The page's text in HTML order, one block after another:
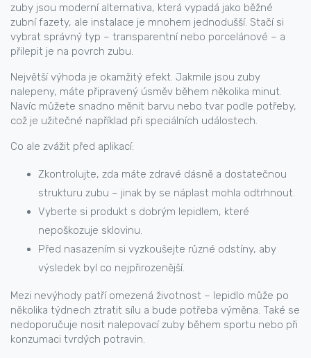
zuby jsou moderní alternativa, která vypadá jako běžné
zubní fazety, ale instalace je mnohem jednodušší. Stačí si
vybrat správný typ – transparentní nebo porcelánové – a
přilepit je na povrch zubu.
Největší výhoda je okamžitý efekt. Jakmile jsou zuby
nalepeny, máte připravený úsměv během několika minut.
Navíc můžete snadno měnit barvu nebo tvar podle potřeby,
což je užitečné například při speciálních událostech.
Co ale zvážit před aplikací:
Zkontrolujte, zda máte zdravé dásně a dostatečnou
strukturu zubu – jinak by se náplast mohla odtrhnout.
Vyberte si produkt s dobrým lepidlem, které
nepoškozuje sklovinu.
Před nasazením si vyzkoušejte různé odstíny, aby
výsledek byl co nejpřirozenější.
Mezi nevýhody patří omezená životnost – lepidlo může po
několika týdnech ztratit sílu a bude potřeba výměna. Také se
nedoporučuje nosit nalepovací zuby během sportu nebo při
konzumaci tvrdých potravin.